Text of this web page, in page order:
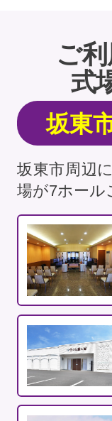
ご
式
坂東
坂東市周辺
場が7ホール